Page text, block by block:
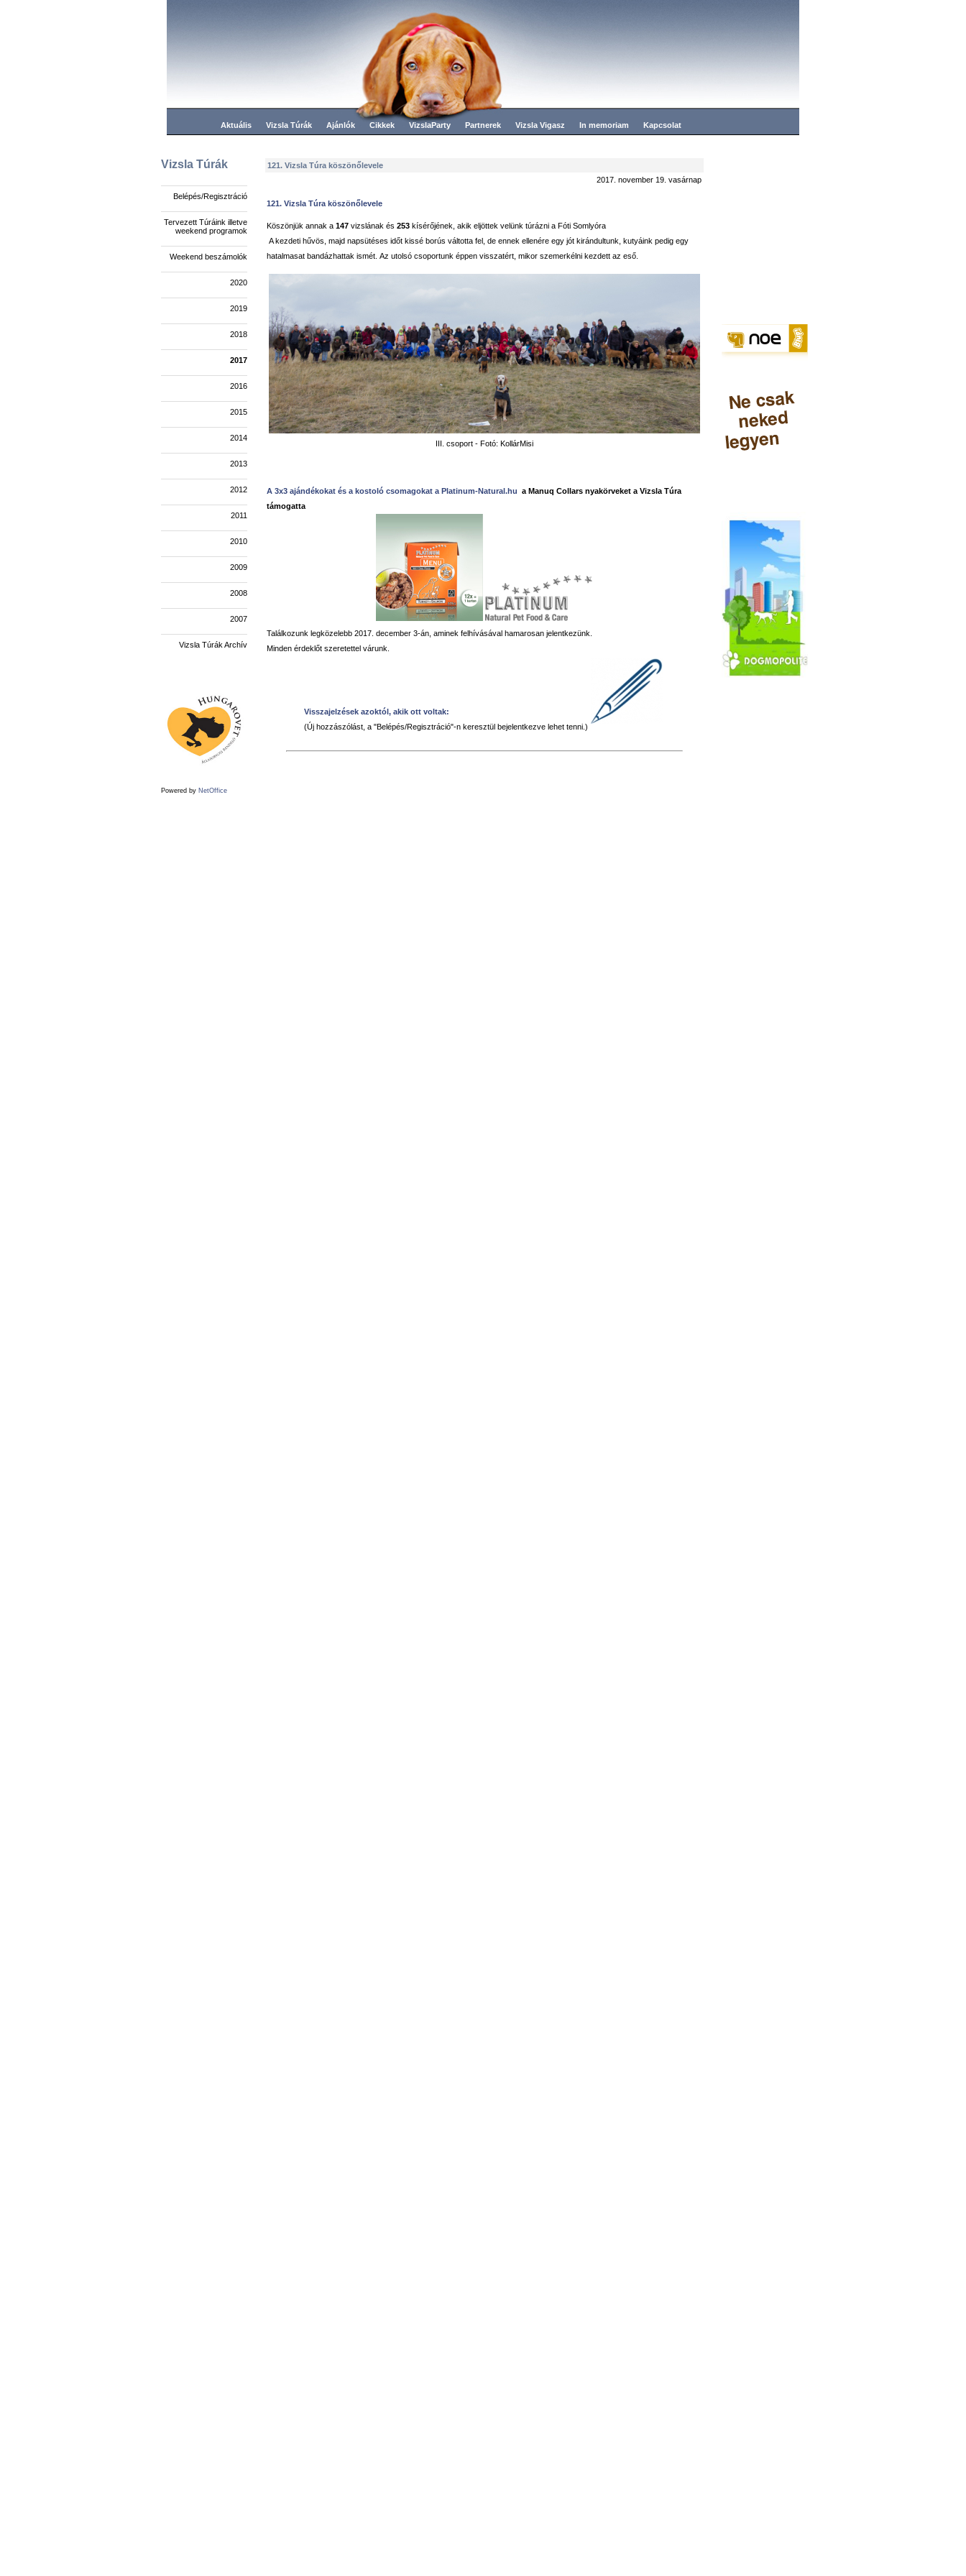
Aktuális Vizsla Túrák Ajánlók Cikkek VizslaParty Partnerek Vizsla Vigasz In memoriam Kapcsolat
Vizsla Túrák
Belépés/Regisztráció
Tervezett Túráink illetve
weekend programok
Weekend beszámolók
2020
2019
2018
2017
2016
2015
2014
2013
2012
2011
2010
2009
2008
2007
Vizsla Túrák Archív
Powered by NetOffice
121. Vizsla Túra köszönőlevele
2017. november 19. vasárnap
121. Vizsla Túra köszönőlevele
Köszönjük annak a 147vizslának és 253kísérőjének, akik eljöttek velünk túrázni a Fóti Somlyóra
A kezdeti hűvös, majd napsütéses időt kissé borús váltotta fel, de ennek ellenére egy jót kirándultunk, kutyáink pedig egy
hatalmasat bandázhattak ismét. Az utolsó csoportunk éppen visszatért, mikor szemerkélni kezdett az eső.
III. csoport - Fotó: KollárMisi
A 3x3 ajándékokat és a kostoló csomagokat a Platinum-Natural.hu a Manuq Collars nyakörveket a Vizsla Túra
támogatta
Találkozunk legközelebb 2017. december 3-án, aminek felhívásával hamarosan jelentkezünk.
Minden érdeklőt szeretettel várunk.
Visszajelzések azoktól, akik ott voltak:
(Új hozzászólást, a "Belépés/Regisztráció"-n keresztül bejelentkezve lehet tenni.)